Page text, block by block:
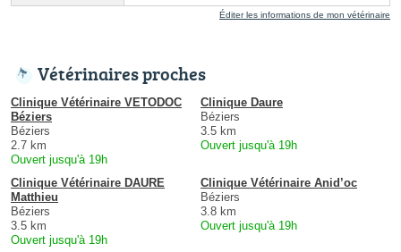
Éditer les informations de mon vétérinaire
Vétérinaires proches
Clinique Vétérinaire VETODOC
Béziers
Béziers
2.7 km
Ouvert jusqu'à 19h
Clinique Daure
Béziers
3.5 km
Ouvert jusqu'à 19h
Clinique Vétérinaire DAURE
Matthieu
Béziers
3.5 km
Ouvert jusqu'à 19h
Clinique Vétérinaire Anid’oc
Béziers
3.8 km
Ouvert jusqu'à 19h